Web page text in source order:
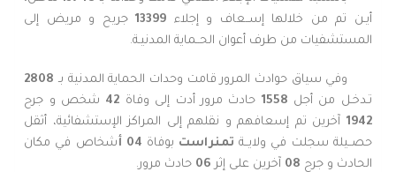
أيـن تم من خلالها إســعاف و إجلاء 13399جريح و مريض إلى
المستشفيات من طرف أعوان الحــماية المدنيـة.
وفي سياق حوادث المرور قامت وحدات الحماية المدنية بـ 2808
تـدخـل من أجل 1558 حادث مرور أدت إلى وفاة
شخص و جرح
1942 آخرين تم إسعافهم و نقلهم إلى المراكز الإستشفائية، أثقل
حصــيلة سجلت في ولايــة تمنراست بوفاة 04 أ
شخاص في مكان
الحادث و جرح 08 آخرين على إثر حادث مرور.